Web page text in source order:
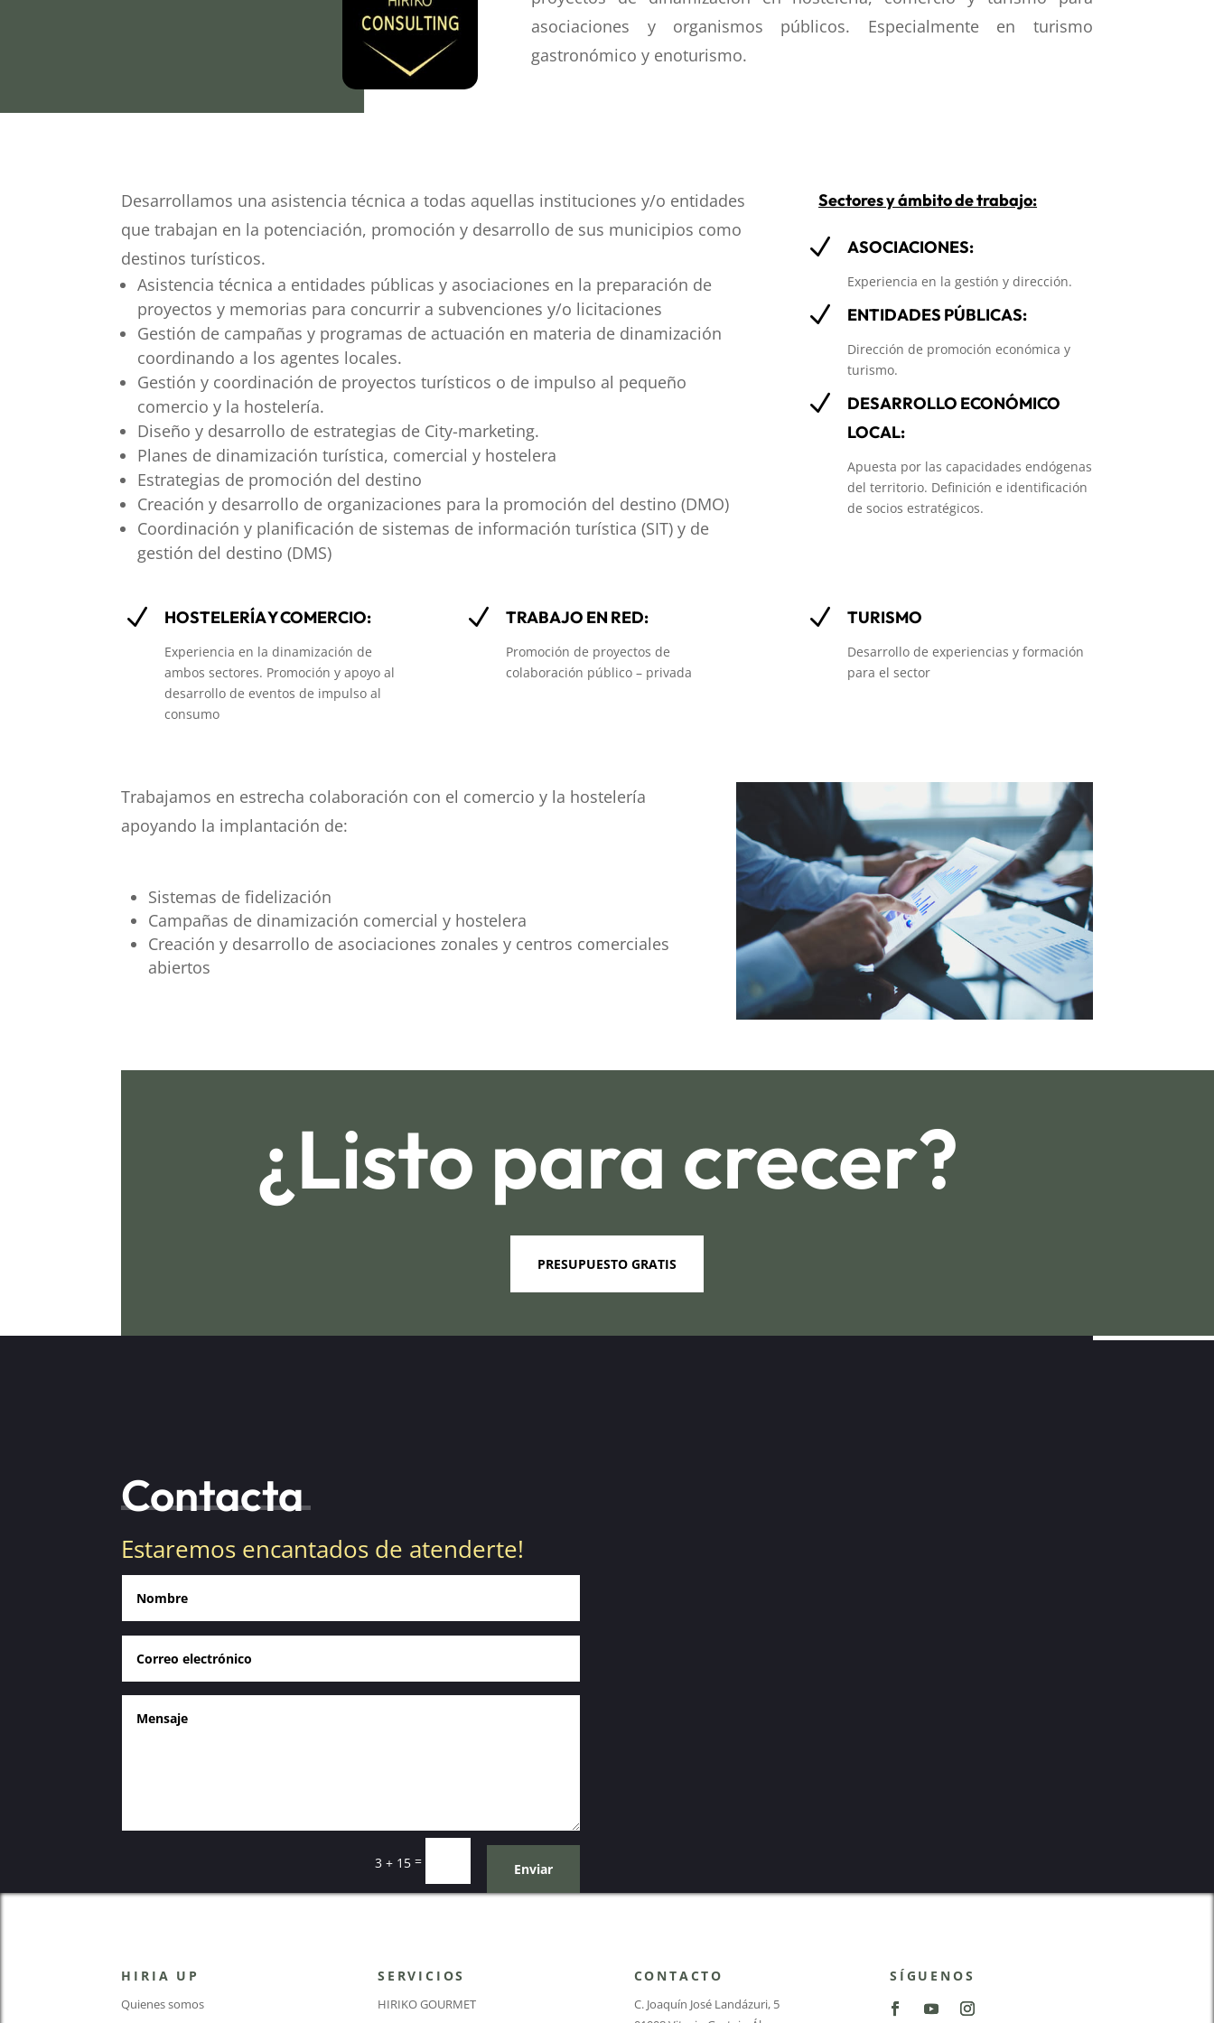
asociaciones y organismos públicos. Especialmente en turismo
gastronómico y enoturismo.
Desarrollamos una asistencia técnica a todas aquellas instituciones y/o entidades
que trabajan en la potenciación, promoción y desarrollo de sus municipios como
destinos turísticos.
Asistencia técnica a entidades públicas y asociaciones en la preparación de
proyectos y memorias para concurrir a subvenciones y/o licitaciones
Gestión de campañas y programas de actuación en materia de dinamización
coordinando a los agentes locales.
Gestión y coordinación de proyectos turísticos o de impulso al pequeño
comercio y la hostelería.
Diseño y desarrollo de estrategias de City-marketing.
Planes de dinamización turística, comercial y hostelera
Estrategias de promoción del destino
Creación y desarrollo de organizaciones para la promoción del destino (DMO)
Coordinación y planificación de sistemas de información turística (SIT) y de
gestión del destino (DMS)
Sectores y ámbito de trabajo:
N ASOCIACIONES:
Experiencia en la gestión y dirección.
N ENTIDADES PÚBLICAS:
Dirección de promoción económica y
turismo.
N
DESARROLLO ECONÓMICO
LOCAL:
Apuesta por las capacidades endógenas
del territorio. Definición e identificación
de socios estratégicos.
N HOSTELERÍA Y COMERCIO:
Experiencia en la dinamización de
ambos sectores. Promoción y apoyo al
desarrollo de eventos de impulso al
consumo
N TRABAJO EN RED:
Promoción de proyectos de
colaboración público – privada
N TURISMO
Desarrollo de experiencias y formación
para el sector
Trabajamos en estrecha colaboración con el comercio y la hostelería
apoyando la implantación de:
Sistemas de fidelización
Campañas de dinamización comercial y hostelera
Creación y desarrollo de asociaciones zonales y centros comerciales
abiertos
¿Listo para crecer?
PRESUPUESTO GRATIS
Contacta
Estaremos encantados de atenderte!
3 + 15 = Enviar
HIRIA UP
Quienes somos
SERVICIOS
HIRIKO GOURMET
CONTACTO
C. Joaquín José Landázuri, 5
SÍGUENOS